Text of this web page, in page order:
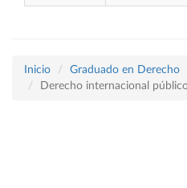
Inicio Graduado en Derecho
Derecho internacional